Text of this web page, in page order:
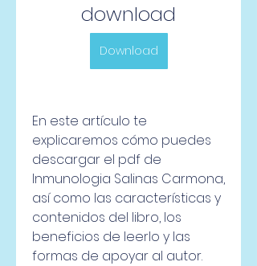
download
Download
En este artículo te
explicaremos cómo puedes
descargar el pdf de
Inmunologia Salinas Carmona,
así como las características y
contenidos del libro, los
beneficios de leerlo y las
formas de apoyar al autor.